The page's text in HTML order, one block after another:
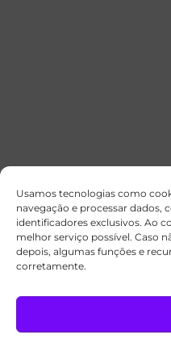
Usamos tecnologias como
navegação e processar
identificadores exclusivos. Ao
melhor serviço possível. Caso
depois, algumas funções e
corretamente.